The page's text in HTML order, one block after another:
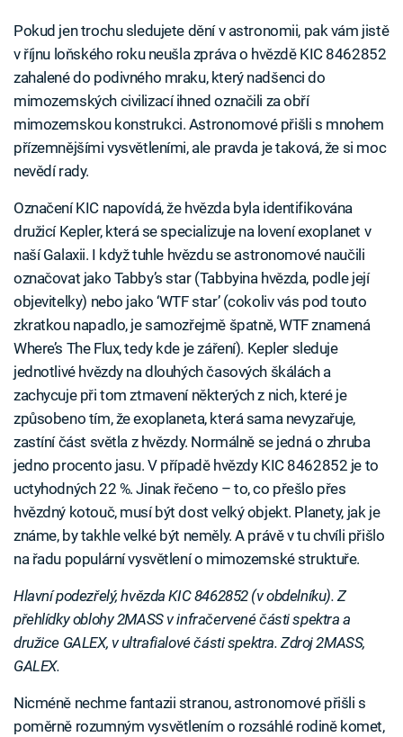
Pokud jen trochu sledujete dění v astronomii, pak vám jistě
v říjnu loňského roku neušla zpráva o hvězdě KIC 8462852
zahalené do podivného mraku, který nadšenci do
mimozemských civilizací ihned označili za obří
mimozemskou konstrukci. Astronomové přišli s mnohem
přízemnějšími vysvětleními, ale pravda je taková, že si moc
nevědí rady.
Označení KIC napovídá, že hvězda byla identifikována
družicí Kepler, která se specializuje na lovení exoplanet v
naší Galaxii. I když tuhle hvězdu se astronomové naučili
označovat jako Tabby’s star (Tabbyina hvězda, podle její
objevitelky) nebo jako ‘WTF star’ (cokoliv vás pod touto
zkratkou napadlo, je samozřejmě špatně, WTF znamená
Where’s The Flux, tedy kde je záření). Kepler sleduje
jednotlivé hvězdy na dlouhých časových škálách a
zachycuje při tom ztmavení některých z nich, které je
způsobeno tím, že exoplaneta, která sama nevyzařuje,
zastíní část světla z hvězdy. Normálně se jedná o zhruba
jedno procento jasu. V případě hvězdy KIC 8462852 je to
uctyhodných 22 %. Jinak řečeno – to, co přešlo přes
hvězdný kotouč, musí být dost velký objekt. Planety, jak je
známe, by takhle velké být neměly. A právě v tu chvíli přišlo
na řadu populární vysvětlení o mimozemské struktuře.
Hlavní podezřelý, hvězda KIC 8462852 (v obdelníku). Z
přehlídky oblohy 2MASS v infračervené části spektra a
družice GALEX, v ultrafialové části spektra. Zdroj 2MASS,
GALEX.
Nicméně nechme fantazii stranou, astronomové přišli s
poměrně rozumným vysvětlením o rozsáhlé rodině komet,